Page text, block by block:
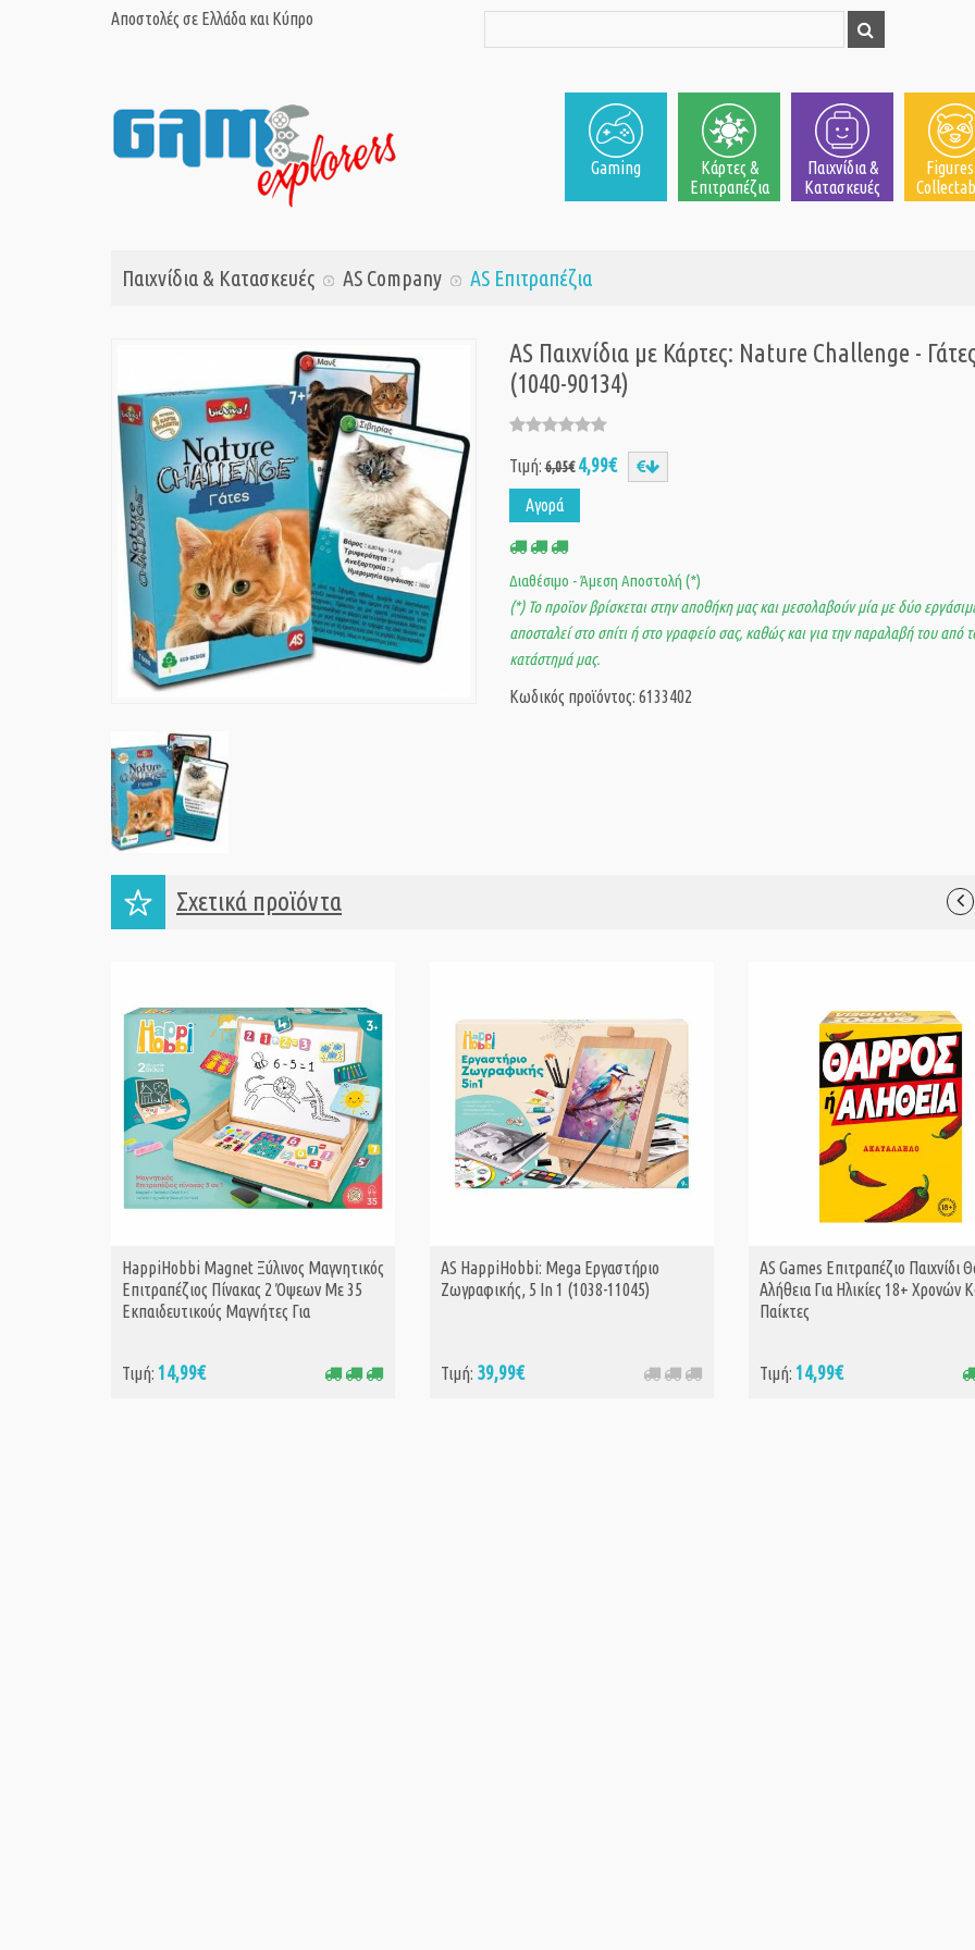
Αποστολές σε Ελλάδα και Κύπρο
Gaming
Κάρτες &
Επιτραπέζια
Παιχνίδια &
Κατασκευές
Παιχνίδια & Κατασκευές AS Company AS Επιτραπέζια
AS Παιχνίδια με Κάρτες: Nature Challenge - Γάτες
(1040-90134)
Τιμή:6,05€ 4,99€
Αγορά
Διαθέσιμο - Άμεση Αποστολή (*)
(*) Το προϊον βρίσκεται στην αποθήκη μας και μεσολαβούν μία με δύο
αποσταλεί στο σπίτι ή στο γραφείο σας, καθώς και για την παραλαβή του από
κατάστημά μας.
Κωδικός προϊόντος: 6133402
Σχετικά προϊόντα
ΑΓΟΡΑ
HappiHobbi Magnet Ξύλινος Μαγνητικός
Επιτραπέζιος Πίνακας 2 Όψεων Με 35
Εκπαιδευτικούς Μαγνήτες Για
Τιμή: 14,99€
AS HappiHobbi: Mega Εργαστήριο
Ζωγραφικής, 5 In 1 (1038-11045)
Τιμή: 39,99€
ΑΓΟΡΑ
AS Games Επιτραπέζιο Παιχνίδι
Αλήθεια Για Ηλικίες 18+ Χρονών
Παίκτες
Τιμή: 14,99€